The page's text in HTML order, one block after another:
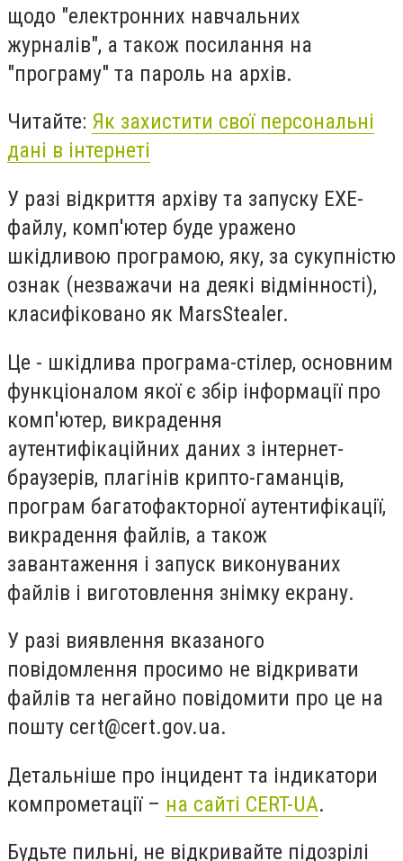
щодо "електронних навчальних
журналів", а також посилання на
"програму" та пароль на архів.
Читайте: Як захистити свої персональні
дані в інтернеті
У разі відкриття архіву та запуску EXE-
файлу, комп'ютер буде уражено
шкідливою програмою, яку, за сукупністю
ознак (незважачи на деякі відмінності),
класифіковано як MarsStealer.
Це - шкідлива програма-стілер, основним
функціоналом якої є збір інформації про
комп'ютер, викрадення
аутентифікаційних даних з інтернет-
браузерів, плагінів крипто-гаманців,
програм багатофакторної аутентифікації,
викрадення файлів, а також
завантаження і запуск виконуваних
файлів і виготовлення знімку екрану.
У разі виявлення вказаного
повідомлення просимо не відкривати
файлів та негайно повідомити про це на
пошту cert@cert.gov.ua.
Детальніше про інцидент та індикатори
компрометації – на сайті CERT-UA.
Будьте пильні, не відкривайте підозрілі